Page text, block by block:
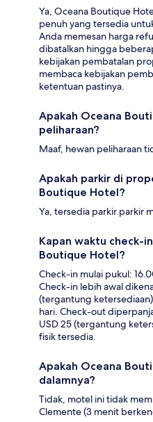
Ya, Oceana Boutique
penuh yang tersedia
Anda memesan harga
dibatalkan hingga
kebijakan pembatalan
membaca kebijakan
ketentuan pastinya.
Apakah Oceana
peliharaan?
Maaf, hewan peliharaan
Apakah parkir di
Boutique Hotel?
Ya, tersedia parkir parkir
Kapan waktu check-
Boutique Hotel?
Check-in mulai pukul:
Check-in lebih awal
(tergantung
hari. Check-out
USD 25 (tergantung
fisik tersedia.
Apakah Oceana
dalamnya?
Tidak, motel ini tidak
Clemente (3 menit